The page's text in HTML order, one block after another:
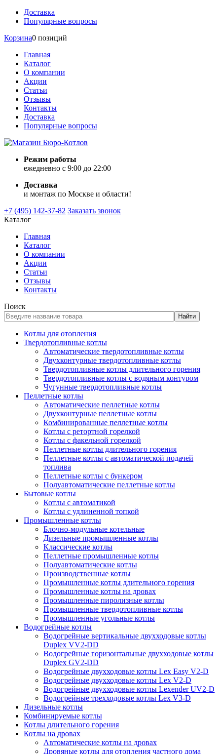
Доставка
Популярные вопросы
Корзина0 позиций
Главная
Каталог
О компании
Акции
Статьи
Отзывы
Контакты
Доставка
Популярные вопросы
Режим работы
ежедневно с 9:00 до 22:00
Доставка
и монтаж по Москве и области!
+7 (495) 142-37-82 Заказать звонок
Каталог
Главная
Каталог
О компании
Акции
Статьи
Отзывы
Контакты
Поиск
Найти
Котлы для отопления
Твердотопливные котлы
Автоматические твердотопливные котлы
Двухконтурные твердотопливные котлы
Твердотопливные котлы длительного горения
Твердотопливные котлы с водяным контуром
Чугунные твердотопливные котлы
Пеллетные котлы
Автоматические пеллетные котлы
Двухконтурные пеллетные котлы
Комбинированные пеллетные котлы
Котлы с ретортной горелкой
Котлы с факельной горелкой
Пеллетные котлы длительного горения
Пеллетные котлы с автоматической подачей
топлива
Пеллетные котлы с бункером
Полуавтоматические пеллетные котлы
Бытовые котлы
Котлы с автоматикой
Котлы с удлиненной топкой
Промышленные котлы
Блочно-модульные котельные
Дизельные промышленные котлы
Классические котлы
Пеллетные промышленные котлы
Полуавтоматические котлы
Производственные котлы
Промышленные котлы длительного горения
Промышленные котлы на дровах
Промышленные пиролизные котлы
Промышленные твердотопливные котлы
Промышленные угольные котлы
Водогрейные котлы
Водогрейные вертикальные двухходовые котлы
Duplex VV2-DD
Водогрейные горизонтальные двухходовые котлы
Duplex GV2-DD
Водогрейные двухходовые котлы Lex Easy V2-D
Водогрейные двухходовые котлы Lex V2-D
Водогрейные двухходовые котлы Lexender UV2-D
Водогрейные трехходовые котлы Lex V3-D
Дизельные котлы
Комбинируемые котлы
Котлы длительного горения
Котлы на дровах
Автоматические котлы на дровах
Дровяные котлы для отопления частного дома